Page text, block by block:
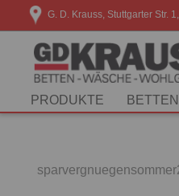
G. D. Krauss, Stuttgarter Str.
PRODUKTE